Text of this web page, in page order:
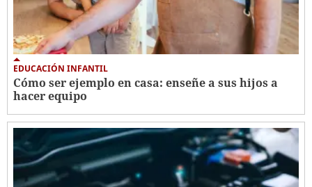
EDUCACIÓN INFANTIL
Cómo ser ejemplo en casa: enseñe a sus hijos a
hacer equipo